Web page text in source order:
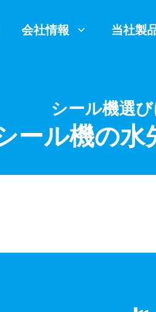
会社情報 当社製
シール機選
ール機の